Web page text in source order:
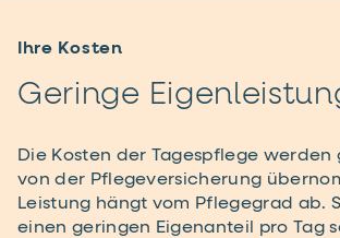
Ihre Kosten
Geringe
Die Kosten der Tagespflege werden
von der Pflege­versicherung
Leistung hängt vom Pflegegrad ab.
einen geringen Eigenanteil pro Tag